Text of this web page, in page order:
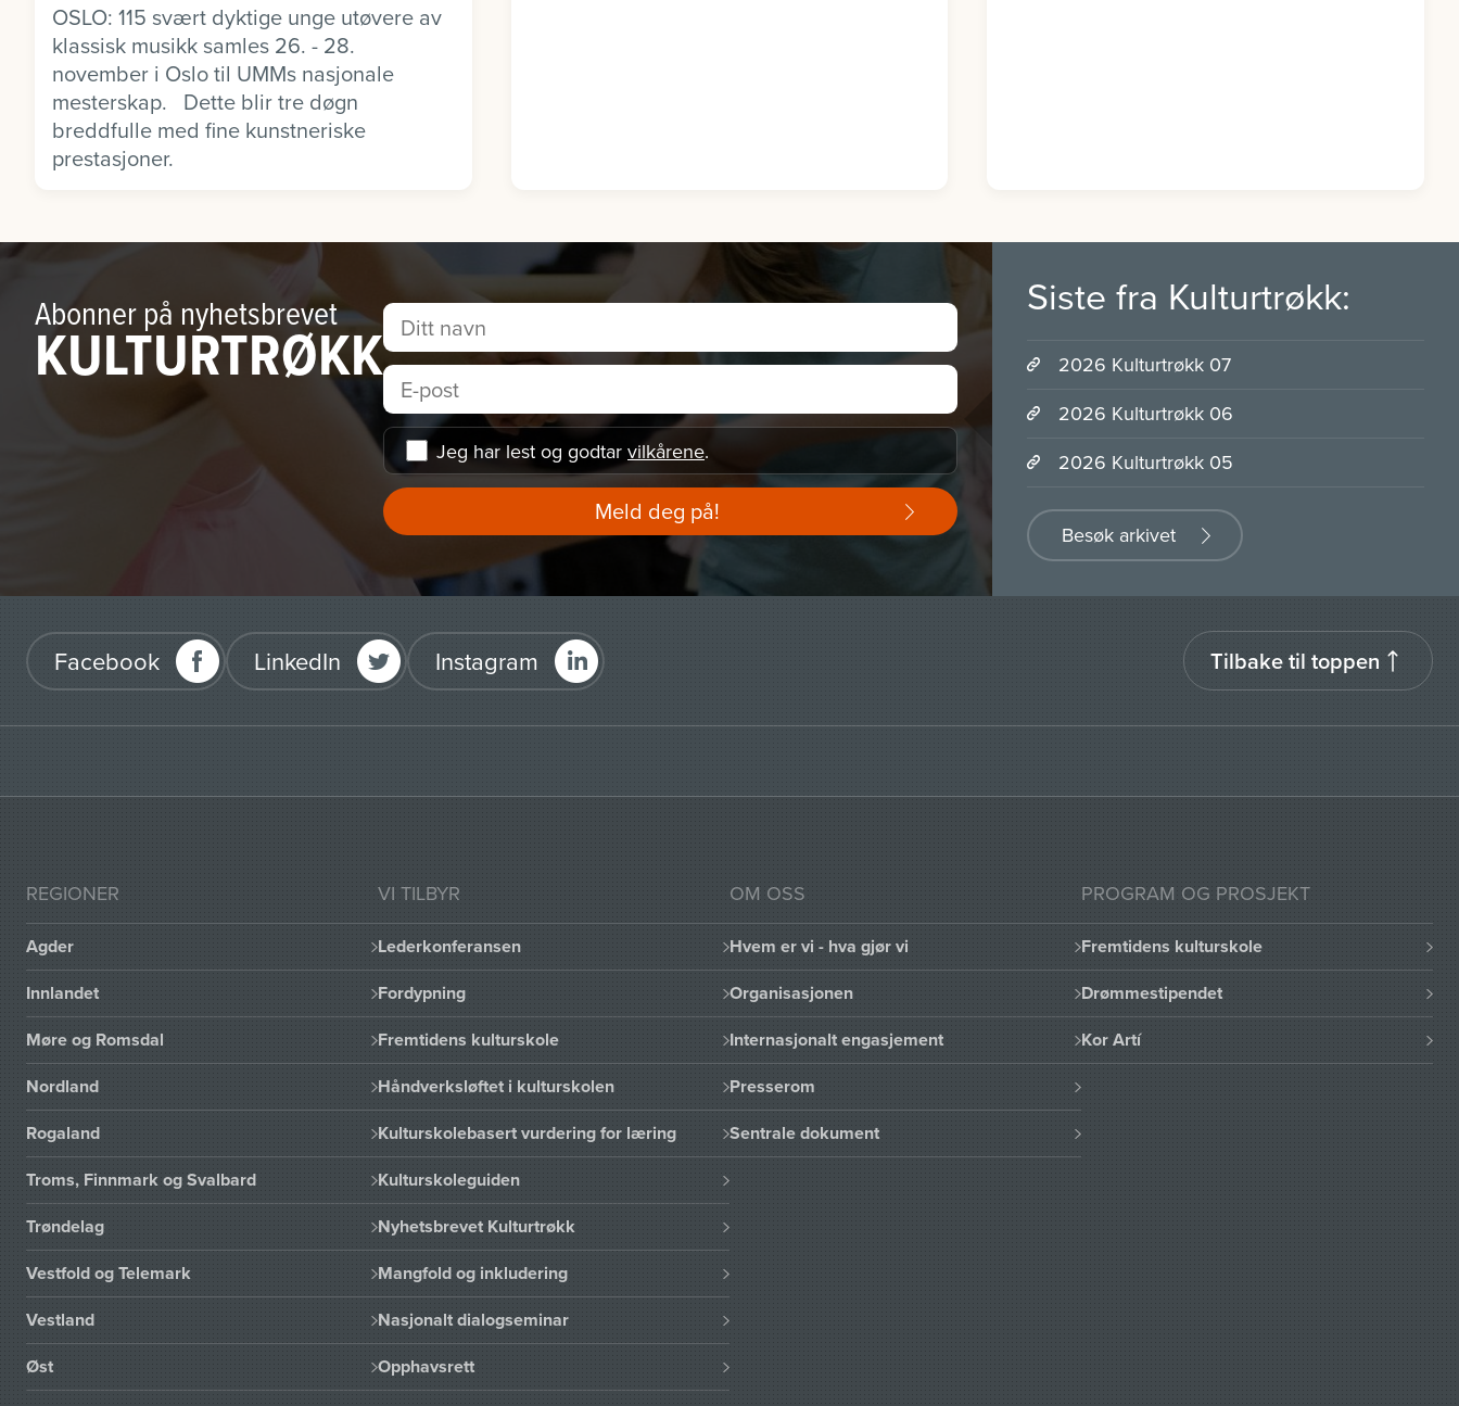
OSLO: 115 svært dyktige unge utøvere av
klassisk musikk samles 26. - 28.
november i Oslo til UMMs nasjonale
mesterskap. Dette blir tre døgn
breddfulle med fine kunstneriske
prestasjoner.
Abonner på nyhetsbrevet
KULTURTRØKK
Jeg har lest og godtar vilkårene.
Meld deg på!
Siste fra Kulturtrøkk:
2026 Kulturtrøkk 07
2026 Kulturtrøkk 06
2026 Kulturtrøkk 05
Besøk arkivet
Facebook LinkedIn Instagram Tilbake til toppen
REGIONER
Agder
Innlandet
Møre og Romsdal
Nordland
Rogaland
Troms, Finnmark og Svalbard
Trøndelag
Vestfold og Telemark
Vestland
Øst
VI TILBYR
Lederkonferansen
Fordypning
Fremtidens kulturskole
Håndverksløftet i kulturskolen
Kulturskolebasert vurdering for læring
Kulturskoleguiden
Nyhetsbrevet Kulturtrøkk
Mangfold og inkludering
Nasjonalt dialogseminar
Opphavsrett
OM OSS
Hvem er vi - hva gjør vi
Organisasjonen
Internasjonalt engasjement
Presserom
Sentrale dokument
PROGRAM OG PROSJEKT
Fremtidens kulturskole
Drømmestipendet
Kor Artí